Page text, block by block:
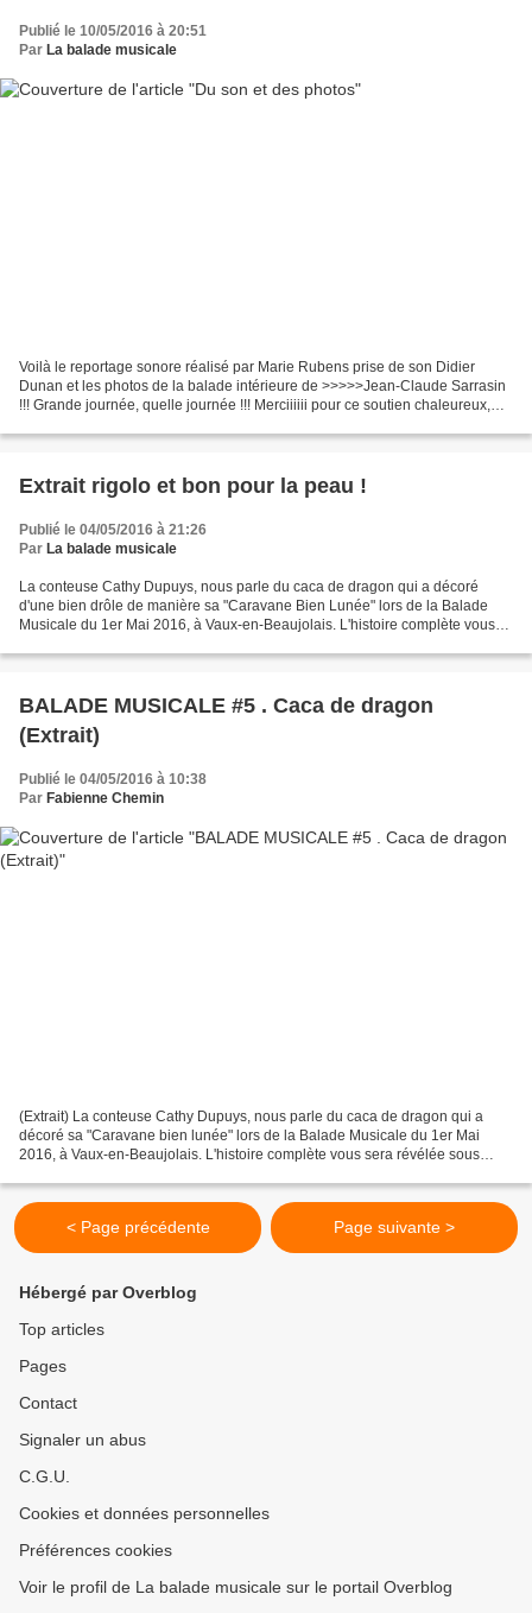
Publié le 10/05/2016 à 20:51
Par La balade musicale
Voilà le reportage sonore réalisé par Marie Rubens prise de son Didier
Dunan et les photos de la balade intérieure de >>>>>Jean-Claude Sarrasin
!!! Grande journée, quelle journée !!! Merciiiiii pour ce soutien chaleureux,
Extrait rigolo et bon pour la peau !
Publié le 04/05/2016 à 21:26
Par La balade musicale
La conteuse Cathy Dupuys, nous parle du caca de dragon qui a décoré
d'une bien drôle de manière sa "Caravane Bien Lunée" lors de la Balade
Musicale du 1er Mai 2016, à Vaux-en-Beaujolais. L'histoire complète vous
BALADE MUSICALE #5 . Caca de dragon
(Extrait)
Publié le 04/05/2016 à 10:38
Par Fabienne Chemin
(Extrait) La conteuse Cathy Dupuys, nous parle du caca de dragon qui a
décoré sa "Caravane bien lunée" lors de la Balade Musicale du 1er Mai
2016, à Vaux-en-Beaujolais. L'histoire complète vous sera révélée sous
< Page précédente Page suivante >
Hébergé par Overblog
Top articles
Pages
Contact
Signaler un abus
C.G.U.
Cookies et données personnelles
Préférences cookies
Voir le profil de La balade musicale sur le portail Overblog